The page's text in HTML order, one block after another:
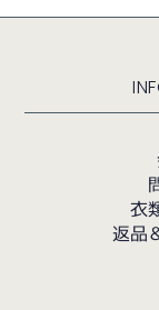
衣
返品